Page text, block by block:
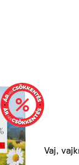
Vaj,